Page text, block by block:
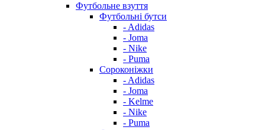
Футбольне взуття
Футбольні бутси
- Adidas
- Joma
- Nike
- Puma
Сороконіжки
- Adidas
- Joma
- Kelme
- Nike
- Puma